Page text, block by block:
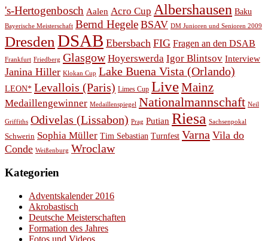
's-Hertogenbosch Aalen Acro Cup Albershausen Baku
Bayerische Meisterschaft Bernd Hegele BSAV DM Junioren und Senioren 2009
Dresden DSAB Ebersbach FIG Fragen an den DSAB
Frankfurt Friedberg Glasgow Hoyerswerda Igor Blintsov Interview
Janina Hiller Klokan Cup Lake Buena Vista (Orlando)
LEON* Levallois (Paris) Limes Cup LiveMainz
Medaillengewinner Medaillenspiegel Nationalmannschaft Neil
Griffiths Odivelas (Lissabon) Prag Putian Riesa Sachsenpokal
Schwerin Sophia Müller Tim Sebastian Turnfest Varna Vila do
Conde Weißenburg Wroclaw
Kategorien
Adventskalender 2016
Akrobastisch
Deutsche Meisterschaften
Formation des Jahres
Fotos und Videos